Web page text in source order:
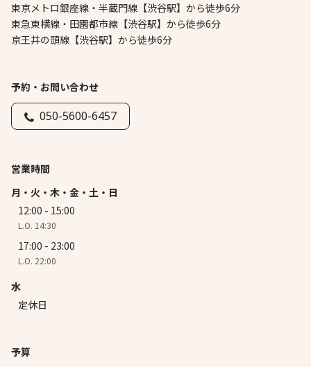
東京メトロ銀座線・半蔵門線【渋谷駅】から徒歩6分
東急東横線・田園都市線【渋谷駅】から徒歩6分
京王井の頭線【渋谷駅】から徒歩6分
予約・お問い合わせ
050-5600-6457
営業時間
月・火・木・金・土・日
12:00 - 15:00
L.O. 14:30
17:00 - 23:00
L.O. 22:00
水
定休日
予算